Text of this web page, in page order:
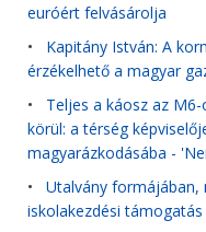
euróért felvásárolja
• Kapitány István: A
érzékelhető a magyar
• Teljes a káosz az
körül: a térség
magyarázkodásába -
• Utalvány formájában,
iskolakezdési